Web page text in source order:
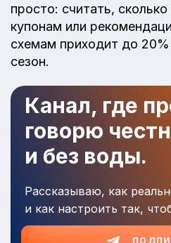
просто: считать,
купонам или
схемам приходит до
сезон.
Канал, где
говорю
и без воды.
Рассказываю, как
и как настроить так,